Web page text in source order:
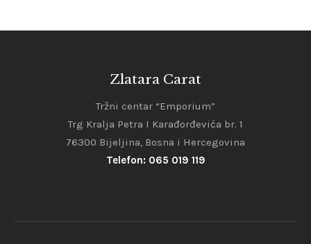
Zlatara Carat
Tržni centar “Emporium”
Trg Kralja Petra I Karađorđevića br. 1
76300 Bijeljina, Bosna i Hercegovina
Telefon: 065 019 119